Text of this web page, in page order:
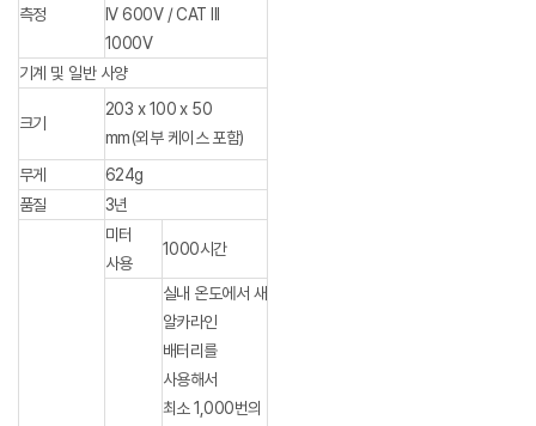
측정
IV 600V / CAT III
1000V
기계 및 일반 사양
크기
203 x 100 x 50
mm(외부 케이스 포함)
무게
624g
품질
3년
미터
사용
1000시간
실내 온도에서 새
알카라인
배터리를
사용해서
최소 1,000번의